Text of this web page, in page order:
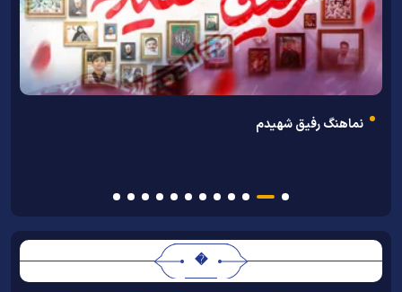
نماهنگ رفیق شهیدم
�